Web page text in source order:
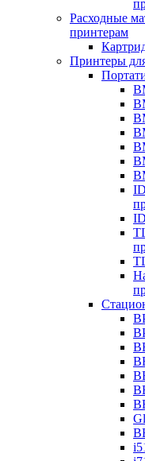
Расходные
принтерам
Принтеры